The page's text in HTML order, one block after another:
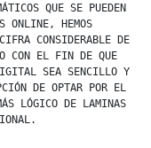
QUE SE PUEDEN
ONLINE, HEMOS
CONSIDERABLE DE
CON EL FIN DE QUE
SEA SENCILLO Y
DE OPTAR POR EL
LÓGICO DE LAMINAS